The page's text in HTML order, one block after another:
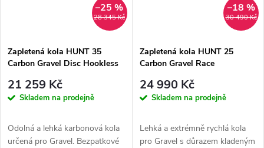
28 345 Kč
–25 %
Zapletená kola HUNT 35
Carbon Gravel Disc Hookless
21 259 Kč
Skladem na prodejně
Odolná a lehká karbonová kola
určená pro Gravel. Bezpatkové
30 490 Kč
–18 %
Zapletená kola HUNT 25
Carbon Gravel Race
24 990 Kč
Skladem na prodejně
Lehká a extrémně rychlá kola
pro Gravel s důrazem kladeným